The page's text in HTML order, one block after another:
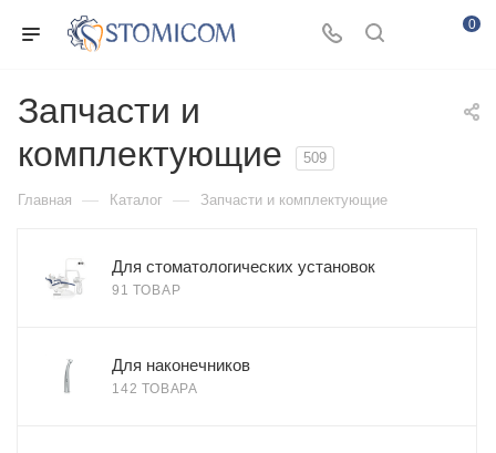
0
Запчасти и
комплектующие
509
Главная — Каталог — Запчасти и комплектующие
Для стоматологических установок
91 ТОВАР
Для наконечников
142 ТОВАРА